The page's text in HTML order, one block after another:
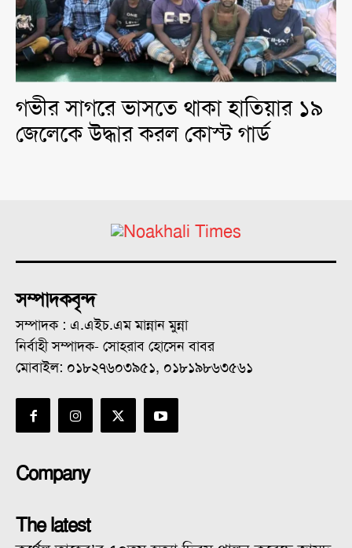
গভীর সাগরে ভাসতে থাকা হাতিয়ার ১৯
জেলেকে উদ্ধার করল কোস্ট গার্ড
সম্পাদকবৃন্দ
সম্পাদক : এ.এইচ.এম মান্নান মুন্না
নির্বাহী সম্পাদক- সোহরাব হোসেন বাবর
মোবাইল: ০১৮২৭৬০৩৯৫১, ০১৮১৯৮৬৩৫৬১
Company
The latest